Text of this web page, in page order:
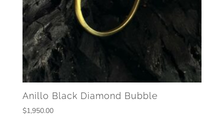
Anillo Black Diamond Bubble
$1,950.00